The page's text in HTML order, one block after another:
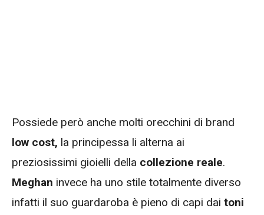
Possiede però anche molti orecchini di brand
low cost, la principessa li alterna ai
preziosissimi gioielli della collezione reale.
Meghan invece ha uno stile totalmente diverso
infatti il suo guardaroba è pieno di capi dai toni